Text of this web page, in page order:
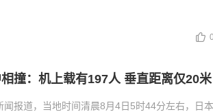
0
撞：机上载有197人 垂直距离仅20米
报道，当地时间清晨8月4日5时44分左右，日